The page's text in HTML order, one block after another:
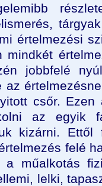
értelmezési
mindkét
jobbfelé
az
csőr.
az egyik
kizárni.
felé
műalkotás
lelki,